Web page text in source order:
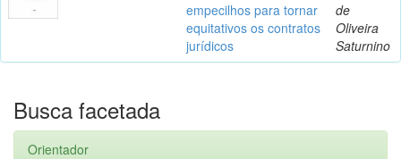
empecilhos para tornar
equitativos os contratos
jurídicos
de
Oliveira
Saturnino
Busca facetada
Orientador